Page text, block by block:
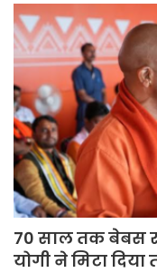
70 साल तक बेबस
योगी ने मिटा दिया